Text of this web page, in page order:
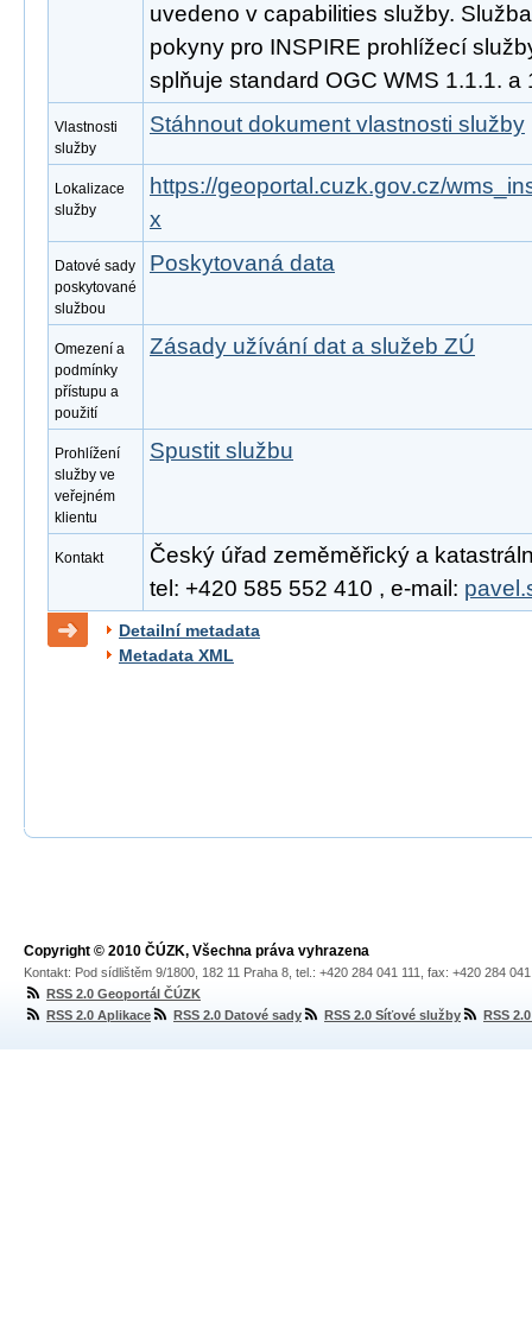
uvedeno v capabilities služby.
pokyny pro INSPIRE prohlížecí
splňuje standard OGC WMS 1.1.1. a
Vlastnosti
služby
Stáhnout dokument vlastnosti služby
Lokalizace
služby
https://geoportal.cuzk.gov.cz/
x
Datové sady
poskytované
službou
Poskytovaná data
Omezení a
podmínky
přístupu a
použití
Zásady užívání dat a služeb ZÚ
Prohlížení
služby ve
veřejném
klientu
Spustit službu
Kontakt
Český úřad zeměměřický a
tel: +420 585 552 410 , e-mail:
Detailní metadata
Metadata XML
Copyright © 2010 ČÚZK, Všechna práva vyhrazena
Kontakt: Pod sídlištěm 9/1800, 182 11 Praha 8, tel.: +420 284 041 111, fax: +420 284
RSS 2.0 Geoportál ČÚZK
RSS 2.0 Aplikace
RSS 2.0 Datové sady RSS 2.0 Síťové služby RSS